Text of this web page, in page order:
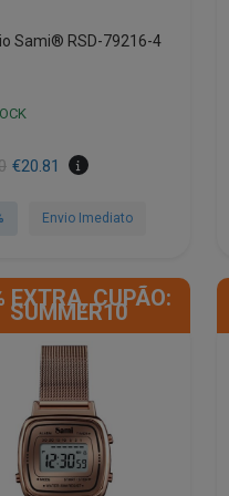
Sami® RSD-79216-4
€20.81
Envio Imediato
EXTRA, CUPÃO:
SUMMER10